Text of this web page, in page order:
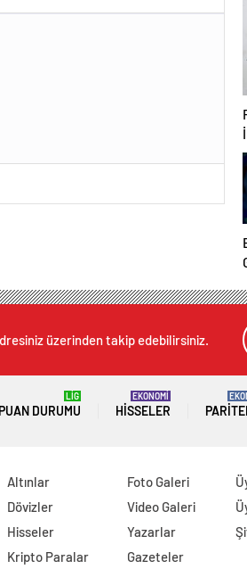
üzerinden takip edebilirsiniz.
PUAN DURUMU
LİG
HISSELER
EKONOMİ
Altınlar
Dövizler
Hisseler
Kripto Paralar
Foto Galeri
Video Galeri
Yazarlar
Gazeteler